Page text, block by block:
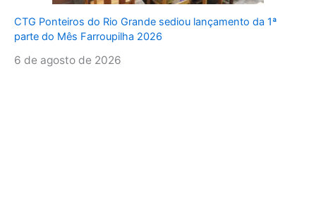
CTG Ponteiros do Rio Grande sediou lançamento da 1ª
parte do Mês Farroupilha 2026
6 de agosto de 2026